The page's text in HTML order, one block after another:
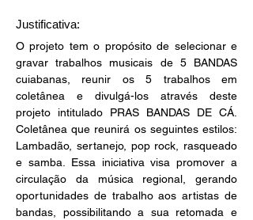
Justificativa:
O projeto tem o propósito de selecionar e
gravar trabalhos musicais de 5 BANDAS
cuiabanas, reunir os 5 trabalhos em
coletânea e divulgá-los através deste
projeto intitulado PRAS BANDAS DE CÁ.
Coletânea que reunirá os seguintes estilos:
Lambadão, sertanejo, pop rock, rasqueado
e samba. Essa iniciativa visa promover a
circulação da música regional, gerando
oportunidades de trabalho aos artistas de
bandas, possibilitando a sua retomada e